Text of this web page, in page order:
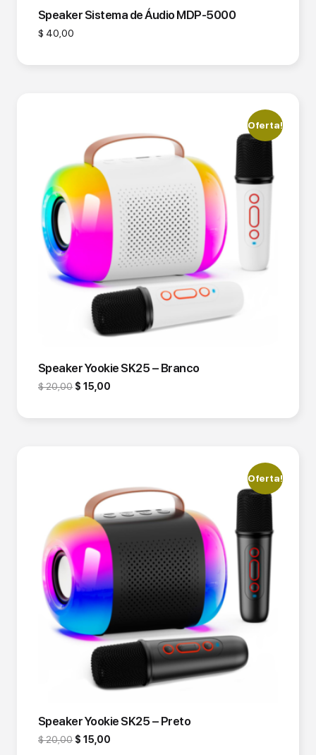
Speaker Sistema de Áudio MDP-5000
$ 40,00
Oferta!
Speaker Yookie SK25 – Branco
$20,00 $ 15,00
Oferta!
Speaker Yookie SK25 – Preto
$20,00 $ 15,00